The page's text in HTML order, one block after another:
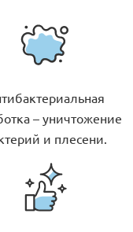
– уничтожение
и плесени.